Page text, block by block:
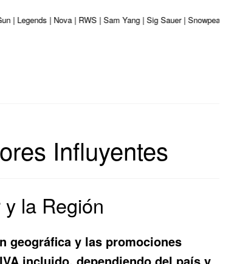
| Nova | RWS | Sam Yang | Sig Sauer | Snowpeak |
Influyentes
la Región
geográfica y las promociones
incluido, dependiendo del país y